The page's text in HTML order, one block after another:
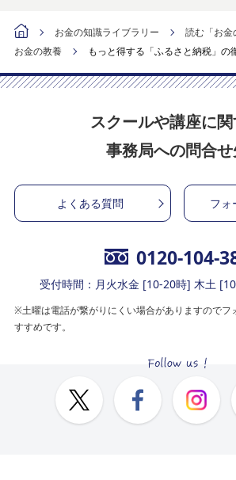
お金の知識ライブラリー
読む「お金
お金の教養
もっと得する「ふるさと納税」の
スクールや講座に関
事務局への問合
よくある質問 フォ
0120-104-
受付時間：月火水金 [10-20時] 木土
※土曜は電話が繋がりにくい場合がありますのでフ
すすめです。